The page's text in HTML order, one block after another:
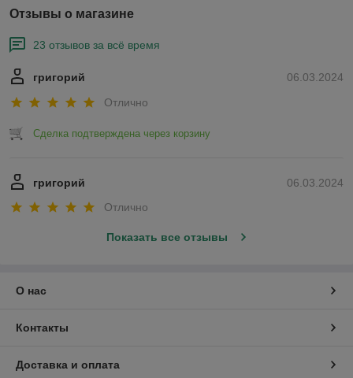
Отзывы о магазине
23 отзывов за всё время
06.03.2024
григорий
Отлично
Сделка подтверждена через корзину
06.03.2024
григорий
Отлично
Показать все отзывы
О нас
Контакты
Доставка и оплата